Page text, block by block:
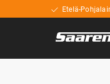
Etelä-